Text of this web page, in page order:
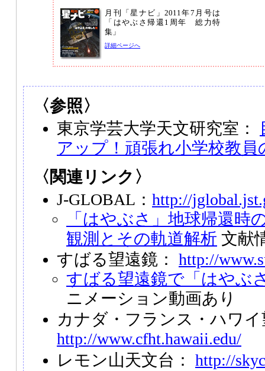
月刊「星ナビ」2011年7月号は
「はやぶさ帰還1周年 総力特
集」
詳細ページへ
〈参照〉
東京学芸大学天文研究室：
アップ！頑張れ小学校教員
〈関連リンク〉
J-GLOBAL： http://
「はやぶさ」地球帰還時
観測とその軌道解析 文献
すばる望遠鏡： http://
すばる望遠鏡で「はやぶ
ニメーション動画あり
カナダ・フランス・ハワ
http://www.cfht.hawaii.edu/
レモン山天文台： http://